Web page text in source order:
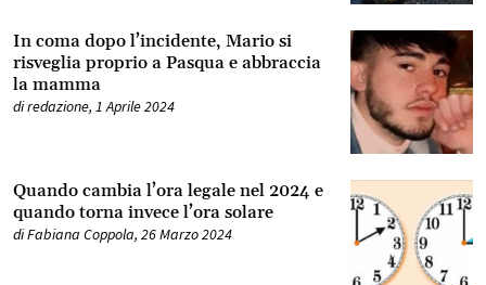
In coma dopo l’incidente, Mario si
risveglia proprio a Pasqua e abbraccia
la mamma
diredazione, 1 Aprile 2024
Quando cambia l’ora legale nel 2024 e
quando torna invece l’ora solare
diFabiana Coppola, 26 Marzo 2024